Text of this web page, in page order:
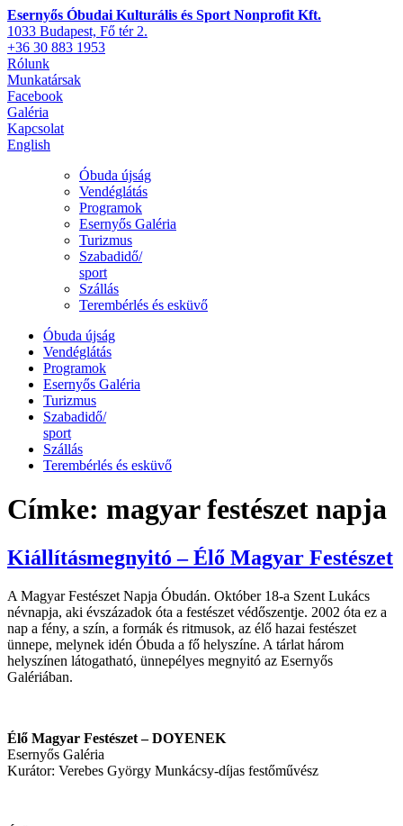
Esernyős Óbudai Kulturális és Sport Nonprofit Kft.
1033 Budapest, Fő tér 2.
+36 30 883 1953
Rólunk
Munkatársak
Facebook
Galéria
Kapcsolat
English
Óbuda újság
Vendéglátás
Programok
Esernyős Galéria
Turizmus
Szabadidő/
sport
Szállás
Terembérlés és esküvő
Óbuda újság
Vendéglátás
Programok
Esernyős Galéria
Turizmus
Szabadidő/
sport
Szállás
Terembérlés és esküvő
Címke: magyar festészet napja
Kiállításmegnyitó – Élő Magyar Festészet
A Magyar Festészet Napja Óbudán. Október 18-a Szent Lukács
névnapja, aki évszázadok óta a festészet védőszentje. 2002 óta ez a
nap a fény, a szín, a formák és ritmusok, az élő hazai festészet
ünnepe, melynek idén Óbuda a fő helyszíne. A tárlat három
helyszínen látogatható, ünnepélyes megnyitó az Esernyős
Galériában.
Élő Magyar Festészet – DOYENEK
Esernyős Galéria
Kurátor: Verebes György Munkácsy-díjas festőművész